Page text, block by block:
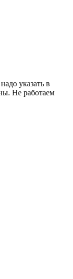
указать в
Не работаем